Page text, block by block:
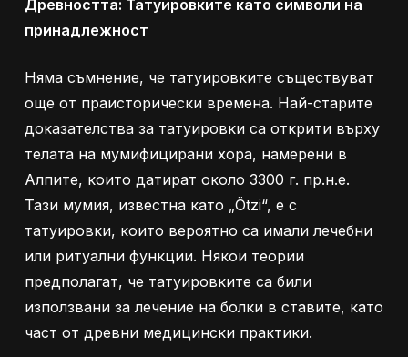
Древността: Татуировките като символи на
принадлежност
Няма съмнение, че татуировките съществуват
още от праисторически времена. Най-старите
доказателства за татуировки са открити върху
телата на мумифицирани хора, намерени в
Алпите, които датират около 3300 г. пр.н.е.
Тази мумия, известна като „Ötzi“, е с
татуировки, които вероятно са имали лечебни
или ритуални функции. Някои теории
предполагат, че татуировките са били
използвани за лечение на болки в ставите, като
част от древни медицински практики.